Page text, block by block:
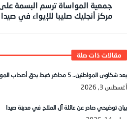
جمعية المواساة ترسم البسمة
مركز أنجليك صليبا للإيواء في صيدا
بعد شكاوى المواطنين.. 5 محاضر ضبط بحق أصحاب المولدات في صيدا وضواحيها
أغسطس 3, 2026
بيان توضيحي صادر عن عائلة آل الملاح في مدينة صيدا